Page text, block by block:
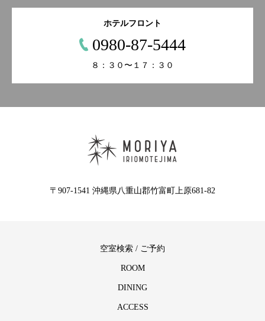
ホテルフロント
0980-87-5444
８：３０〜１７：３０
〒907-1541 沖縄県八重山郡竹富町上原681-82
空室検索 / ご予約
ROOM
DINING
ACCESS